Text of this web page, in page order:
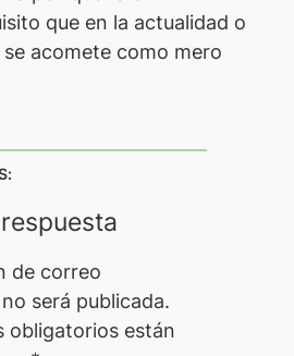
que en la actualidad o
acomete como mero
de correo
será publicada.
obligatorios están